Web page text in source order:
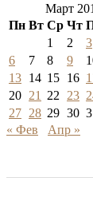
Март
Пн Вт Ср Чт
1
2 3
6
7 8 9
13 14 15 16
20 21 22 23
27 28 29 30
« Фев
Апр »